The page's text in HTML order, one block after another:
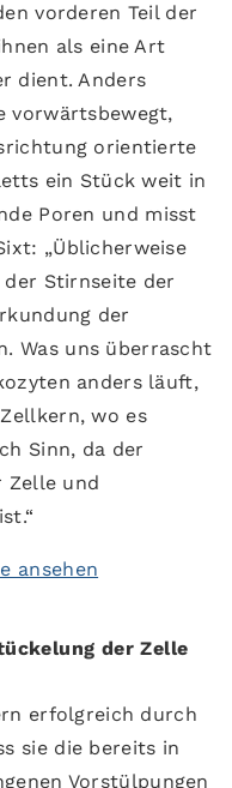
vorderen Teil der
als eine Art
dient. Anders
vorwärtsbewegt,
orientierte
ein Stück weit in
Poren und misst
„Üblicherweise
Stirnseite der
der
Was uns überrascht
anders läuft,
wo es
Sinn, da der
Zelle und
ansehen
der Zelle
erfolgreich durch
sie die bereits in
Vorstülpungen